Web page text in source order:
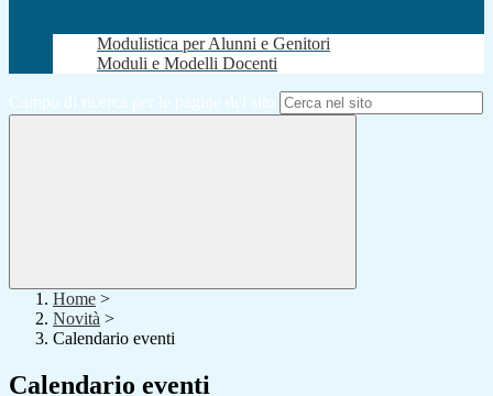
Modulistica per Alunni e Genitori
Moduli e Modelli Docenti
Campo di ricerca per le pagine del sito
Home >
Novità >
Calendario eventi
Calendario eventi